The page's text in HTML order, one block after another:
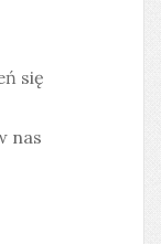
się
nas